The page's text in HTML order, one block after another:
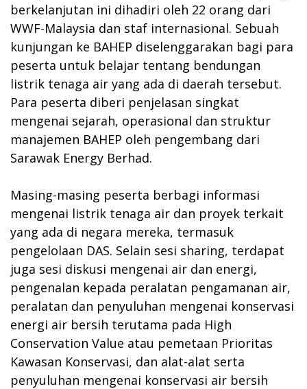
berkelanjutan ini dihadiri oleh 22 orang dari
WWF-Malaysia dan staf internasional. Sebuah
kunjungan ke BAHEP diselenggarakan bagi para
peserta untuk belajar tentang bendungan
listrik tenaga air yang ada di daerah tersebut.
Para peserta diberi penjelasan singkat
mengenai sejarah, operasional dan struktur
manajemen BAHEP oleh pengembang dari
Sarawak Energy Berhad.
Masing-masing peserta berbagi informasi
mengenai listrik tenaga air dan proyek terkait
yang ada di negara mereka, termasuk
pengelolaan DAS. Selain sesi sharing, terdapat
juga sesi diskusi mengenai air dan energi,
pengenalan kepada peralatan pengamanan air,
peralatan dan penyuluhan mengenai konservasi
energi air bersih terutama pada High
Conservation Value atau pemetaan Prioritas
Kawasan Konservasi, dan alat-alat serta
penyuluhan mengenai konservasi air bersih